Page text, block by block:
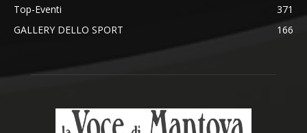
Top-Eventi
371
GALLERY DELLO SPORT
166